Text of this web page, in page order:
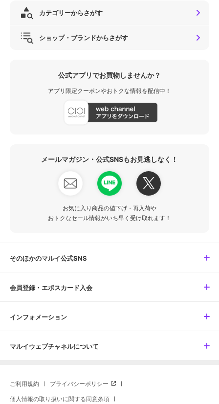
カテゴリーからさがす
ショップ・ブランドからさがす
公式アプリでお買物しませんか？
アプリ限定クーポンやおトクな情報を配信中！
メールマガジン・公式SNSもお見逃しなく！
お気に入り商品の値下げ・再入荷や
おトクなセール情報がいち早く受け取れます！
そのほかのマルイ公式SNS
会員登録・エポスカード入会
インフォメーション
マルイウェブチャネルについて
ご利用規約 プライバシーポリシー
個人情報の取り扱いに関する同意条項